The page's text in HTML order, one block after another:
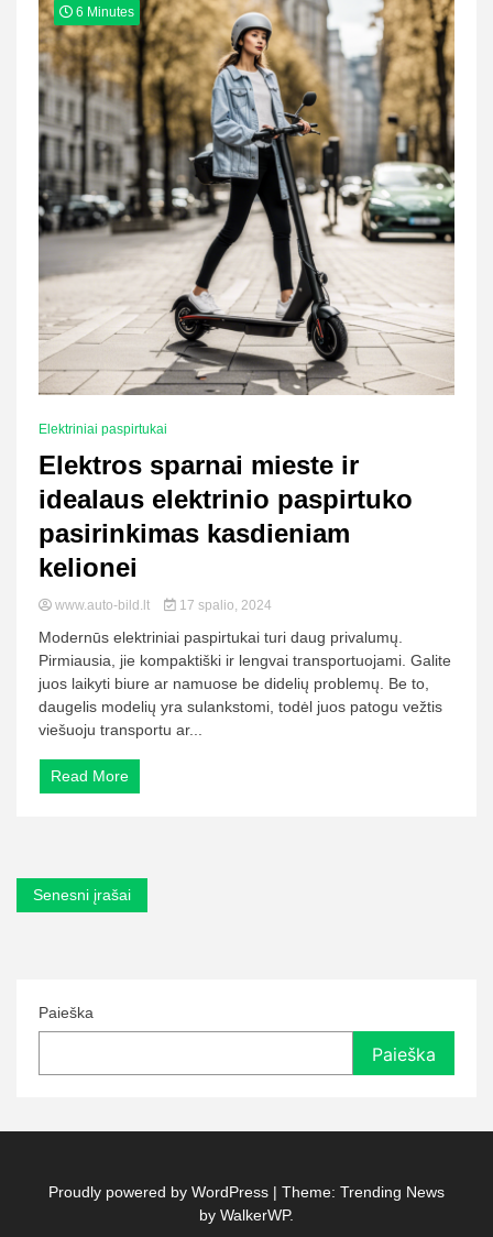
6 Minutes
Elektriniai paspirtukai
Elektros sparnai mieste ir
idealaus elektrinio paspirtuko
pasirinkimas kasdieniam
kelionei
www.auto-bild.lt 17 spalio, 2024
Modernūs elektriniai paspirtukai turi daug privalumų.
Pirmiausia, jie kompaktiški ir lengvai transportuojami. Galite
juos laikyti biure ar namuose be didelių problemų. Be to,
daugelis modelių yra sulankstomi, todėl juos patogu vežtis
viešuoju transportu ar...
Read More
Navigacija
Senesni įrašai
Paieška
Paieška
Proudly powered by WordPress | Theme: Trending News
by WalkerWP.